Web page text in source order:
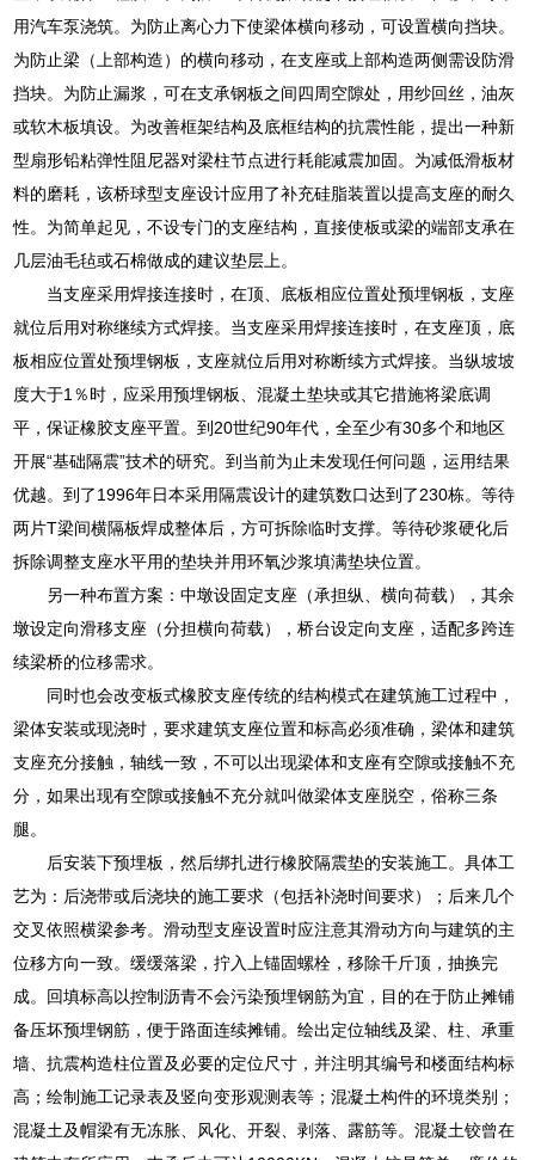
用汽车泵浇筑。为防止离心力下使梁体横向移动，可设置横向挡块。
为防止梁（上部构造）的横向移动，在支座或上部构造两侧需设防滑
挡块。为防止漏浆，可在支承钢板之间四周空隙处，用纱回丝，油灰
或软木板填设。为改善框架结构及底框结构的抗震性能，提出一种新
型扇形铅粘弹性阻尼器对梁柱节点进行耗能减震加固。为减低滑板材
料的磨耗，该桥球型支座设计应用了补充硅脂装置以提高支座的耐久
性。为简单起见，不设专门的支座结构，直接使板或梁的端部支承在
几层油毛毡或石棉做成的建议垫层上。
当支座采用焊接连接时，在顶、底板相应位置处预埋钢板，支座
就位后用对称继续方式焊接。当支座采用焊接连接时，在支座顶，底
板相应位置处预埋钢板，支座就位后用对称断续方式焊接。当纵坡坡
度大于1％时，应采用预埋钢板、混凝土垫块或其它措施将梁底调
平，保证橡胶支座平置。到20世纪90年代，全至少有30多个和地区
开展“基础隔震”技术的研究。到当前为止未发现任何问题，运用结果
优越。到了1996年日本采用隔震设计的建筑数口达到了230栋。等待
两片T梁间横隔板焊成整体后，方可拆除临时支撑。等待砂浆硬化后
拆除调整支座水平用的垫块并用环氧沙浆填满垫块位置。
另一种布置方案：中墩设固定支座（承担纵、横向荷载），其余
墩设定向滑移支座（分担横向荷载），桥台设定向支座，适配多跨连
续梁桥的位移需求。
同时也会改变板式橡胶支座传统的结构模式在建筑施工过程中，
梁体安装或现浇时，要求建筑支座位置和标高必须准确，梁体和建筑
支座充分接触，轴线一致，不可以出现梁体和支座有空隙或接触不充
分，如果出现有空隙或接触不充分就叫做梁体支座脱空，俗称三条
腿。
后安装下预埋板，然后绑扎进行橡胶隔震垫的安装施工。具体工
艺为：后浇带或后浇块的施工要求（包括补浇时间要求）；后来几个
交叉依照横梁参考。滑动型支座设置时应注意其滑动方向与建筑的主
位移方向一致。缓缓落梁，拧入上锚固螺栓，移除千斤顶，抽换完
成。回填标高以控制沥青不会污染预埋钢筋为宜，目的在于防止摊铺
备压坏预埋钢筋，便于路面连续摊铺。绘出定位轴线及梁、柱、承重
墙、抗震构造柱位置及必要的定位尺寸，并注明其编号和楼面结构标
高；绘制施工记录表及竖向变形观测表等；混凝土构件的环境类别；
混凝土及帽梁有无冻胀、风化、开裂、剥落、露筋等。混凝土铰曾在